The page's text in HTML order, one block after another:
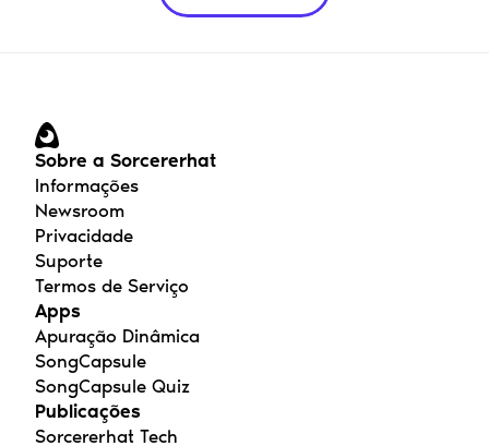
Sobre a Sorcererhat
Informações
Newsroom
Privacidade
Suporte
Termos de Serviço
Apps
Apuração Dinâmica
SongCapsule
SongCapsule Quiz
Publicações
Sorcererhat Tech